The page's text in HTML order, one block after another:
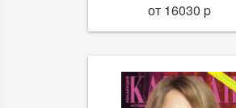
от 16030 p